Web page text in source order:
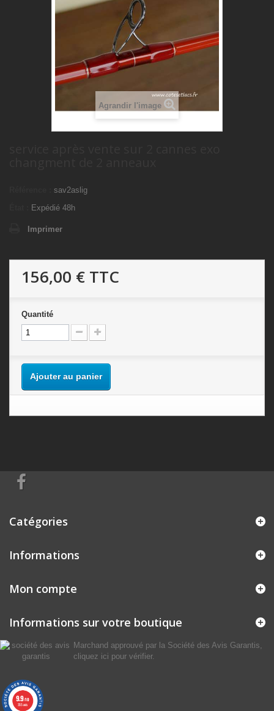
Agrandir l'image
sav2aslig
Expédié 48h
Imprimer
156,00 € TTC
Quantité
Ajouter au panier
Catégories
Informations
Mon compte
Informations sur votre boutique
Marchand approuvé par la Société des Avis Garantis,
cliquez ici pour vérifier.
9.9/10
355 avis